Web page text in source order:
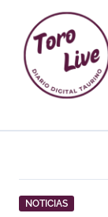
contenido
NOTICIAS